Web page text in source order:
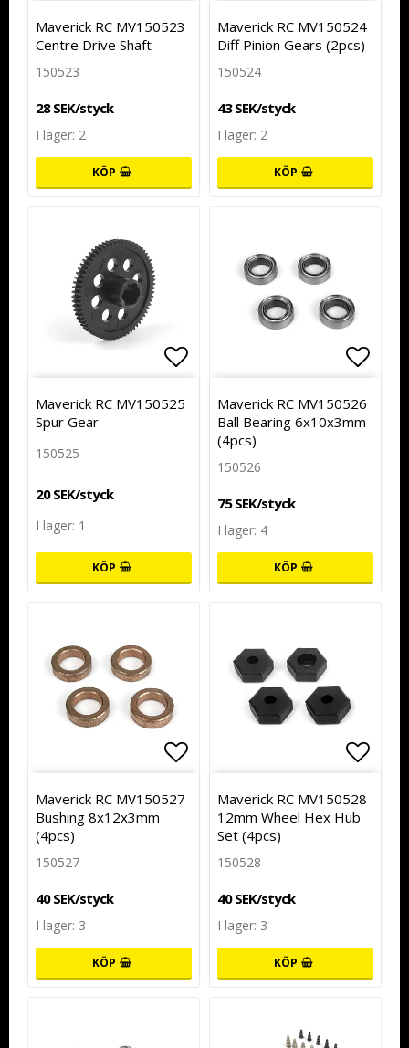
Lägg till i favoritlistan
Lägg till i favoritlistan
Maverick RC MV150523
Centre Drive Shaft
150523
28 SEK/styck
I lager: 2
KÖP
Lägg
Maverick RC MV150524
Diff Pinion Gears (2pcs)
150524
43 SEK/styck
I lager: 2
KÖP
Lägg till i favoritlistan
Maverick RC MV150525
Spur Gear
150525
20 SEK/styck
I lager: 1
KÖP
Lägg
Lägg
Maverick RC MV150526
Ball Bearing 6x10x3mm
(4pcs)
150526
75 SEK/styck
I lager: 4
KÖP
Lägg till i favoritlistan
Maverick RC MV150527
Bushing 8x12x3mm
(4pcs)
150527
40 SEK/styck
I lager: 3
KÖP
Lägg
Lägg
Maverick RC MV150528
12mm Wheel Hex Hub
Set (4pcs)
150528
40 SEK/styck
I lager: 3
KÖP